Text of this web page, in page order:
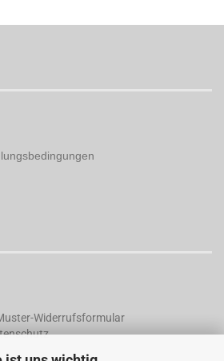
Widerrufsformular